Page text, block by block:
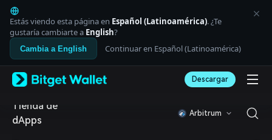
English
日本語
Tiếng Việt
Русский
Español (Latinoamérica)
Italiano
Deutsch
简体中文
Estás viendo esta página en Español (Latinoamérica). ¿Te
gustaría cambiarte a English?
Cambia a English Continuar en Español (Latinoamérica)
Descargar
Tienda de
dApps
Arbitrum